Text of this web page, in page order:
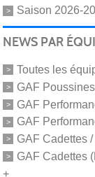
Saison 2026-
NEWS PAR
Toutes les
GAF
GAF
GAF
GAF Cadettes
GAF Cadettes
+